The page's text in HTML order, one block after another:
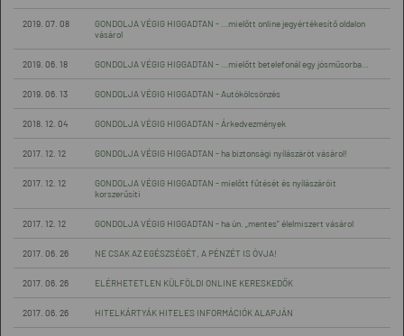
2019. 07. 08
GONDOLJA VÉGIG HIGGADTAN - …mielőtt online jegyértékesítő oldalon
vásárol
2019. 06. 18 GONDOLJA VÉGIG HIGGADTAN - …mielőtt betelefonál egy jósműsorba…
2019. 06. 13 GONDOLJA VÉGIG HIGGADTAN - Autókölcsönzés
2018. 12. 04 GONDOLJA VÉGIG HIGGADTAN - Árkedvezmények
2017. 12. 12 GONDOLJA VÉGIG HIGGADTAN - ha biztonsági nyílászárót vásárol!
2017. 12. 12
GONDOLJA VÉGIG HIGGADTAN - mielőtt fűtését és nyílászáróit
korszerűsíti
2017. 12. 12 GONDOLJA VÉGIG HIGGADTAN - ha ún. „mentes” élelmiszert vásárol
2017. 06. 26 NE CSAK AZ EGÉSZSÉGÉT, A PÉNZÉT IS ÓVJA!
2017. 06. 26 ELÉRHETETLEN KÜLFÖLDI ONLINE KERESKEDŐK
2017. 06. 26 HITELKÁRTYÁK HITELES INFORMÁCIÓK ALAPJÁN